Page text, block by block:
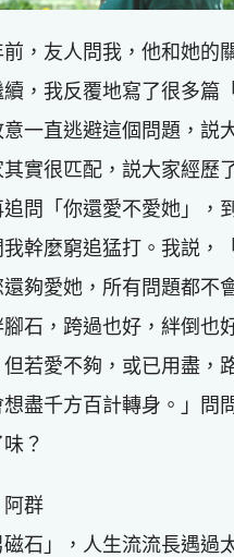
，友人問我，他和她的
，我反覆地寫了很多篇
一直逃避這個問題，説
實很匹配，説大家經歷
問「你還愛不愛她」，
幹麼窮追猛打。我説，
夠愛她，所有問題都不
石，跨過也好，絆倒也
若愛不夠，或已用盡，
盡千方百計轉身。」問
？
群
石」，人生流流長遇過